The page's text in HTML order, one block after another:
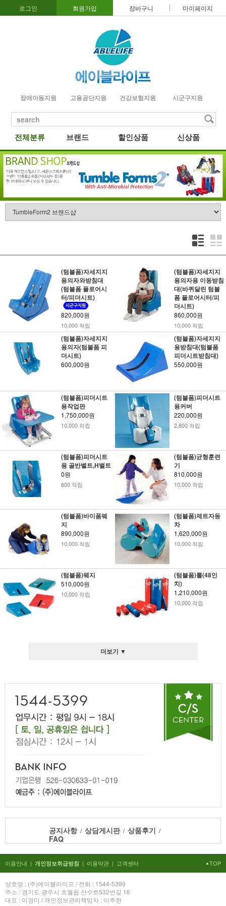
로그인 회원가입 장바구니 마이페이지
장애아동지원 고용공단지원 건강보험지원 시군구지원
search
전체분류 브랜드 할인상품 신상품
(텀블폼)자세지지
용의자와받침대
(텀블폼 플로어시
터/피더시트)
820,000원
10,000 적립
(텀블폼)자세지지
용의자용 이동받침
대(바퀴달린 텀블
폼 플로어시터/피
더시트)
860,000원
10,000 적립
(텀블폼)자세지지
용의자(텀블폼 피
더시트)
600,000원
(텀블폼)자세지지
용받침대(텀블폼
피더시트받침대)
550,000원
(텀블폼)피더시트
용작업판
1,750,000원
10,000 적립
(텀블폼)피더시트
용커버
220,000원
2,800 적립
(텀블폼)피더시트
용 골반벨트,H밸트
0원
600 적립
(텀블폼)균형훈련
기
810,000원
10,000 적립
(텀블폼)바이폼웨
지
890,000원
10,000 적립
(텀블폼)제트자동
차
1,620,000원
10,000 적립
(텀블폼)웨지
510,000원
10,000 적립
(텀블폼)롤(48인
치)
1,210,000원
10,000 적립
더보기 ▼
공지사항/ 상담게시판/ 상품후기 /
FAQ
이용안내 | 개인정보취급방침 | 이용약관 | 고객센터 TOP
상호명 : (주)에이블라이프 / 전화 : 1544-5399
주소 : 경기도 광주시 초월읍 산수로532번길 16
대표 : 이경미 / 개인정보관리책임자 : 이주한